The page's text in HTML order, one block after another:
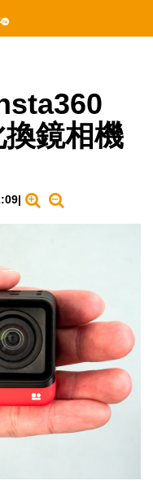
鏡相機
|